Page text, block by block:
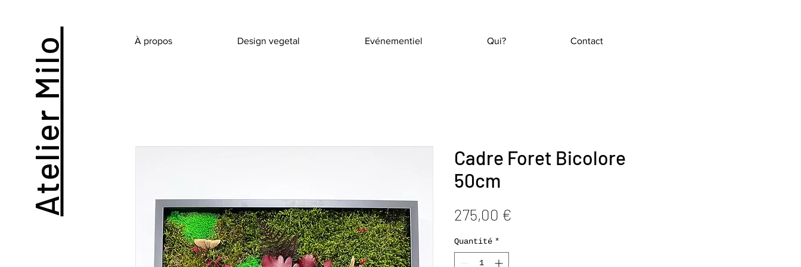
Atelier Milo À propos Design vegetal Evénementiel Qui? Contact
Cadre Foret Bicolore
50cm
275,00 €
Quantité *